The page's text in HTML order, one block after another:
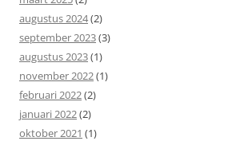
augustus 2024(2)
september 2023(3)
augustus 2023(1)
november 2022(1)
februari 2022(2)
januari 2022(2)
oktober 2021 (1)